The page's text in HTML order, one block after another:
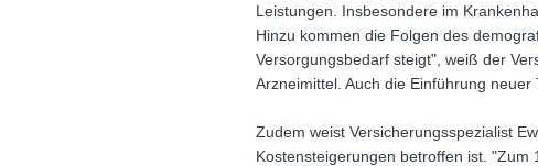
Leistungen. Insbesondere im
Hinzu kommen die Folgen des
Versorgungsbedarf steigt", weiß der
Arzneimittel. Auch die Einführung
Zudem weist Versicherungsspezialist
Kostensteigerungen betroffen ist.